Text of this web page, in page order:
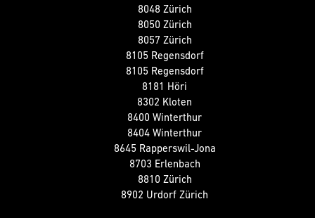
8048 Zürich
8050 Zürich
8057 Zürich
8105 Regensdorf
8105 Regensdorf
8181 Höri
8302 Kloten
8400 Winterthur
8404 Winterthur
8645 Rapperswil-Jona
8703 Erlenbach
8810 Zürich
8902 Urdorf Zürich